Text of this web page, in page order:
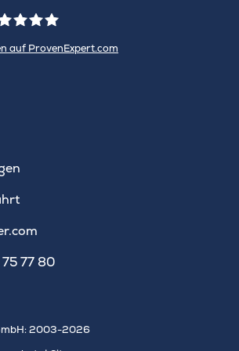
auf ProvenExpert.com
77 80
2003-2026